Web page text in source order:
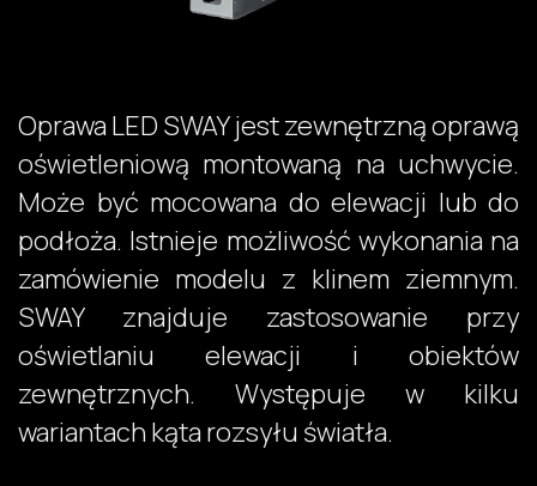
Oprawa LED SWAY jest zewnętrzną oprawą
oświetleniową montowaną na uchwycie.
Może być mocowana do elewacji lub do
podłoża. Istnieje możliwość wykonania na
zamówienie modelu z klinem ziemnym.
SWAY znajduje zastosowanie przy
oświetlaniu elewacji i obiektów
zewnętrznych. Występuje w kilku
wariantach kąta rozsyłu światła. ​